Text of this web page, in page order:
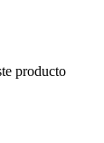
producto